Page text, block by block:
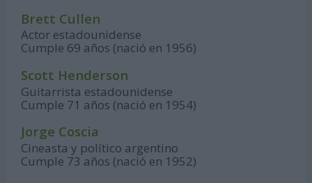
Brett Cullen
Actor estadounidense
Cumple 69 años (nació en 1956)
Scott Henderson
Guitarrista estadounidense
Cumple 71 años (nació en 1954)
Jorge Coscia
Cineasta y político argentino
Cumple 73 años (nació en 1952)